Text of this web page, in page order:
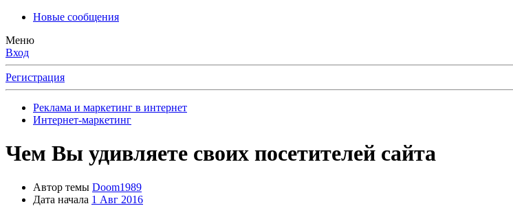
Новые сообщения
Меню
Вход
Регистрация
Реклама и маркетинг в интернет
Интернет-маркетинг
Чем Вы удивляете своих посетителей сайта
Автор темы Doom1989
Дата начала 1 Авг 2016